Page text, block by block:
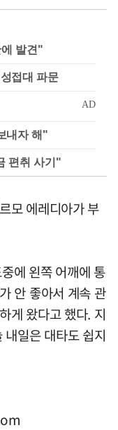
발견"
접대 파문
내자 해"
편취 사기"
모 에레디아가 부
에 왼쪽 어깨에 통
안 좋아서 계속 관
게 왔다고 했다. 지
일은 대타도 쉽지